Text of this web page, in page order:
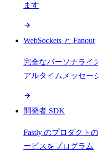
ます
WebSockets と Fanout
完全なパーソナライ
アルタイムメッセー
開発者 SDK
Fastly のプロダクト
ービスをプログラム